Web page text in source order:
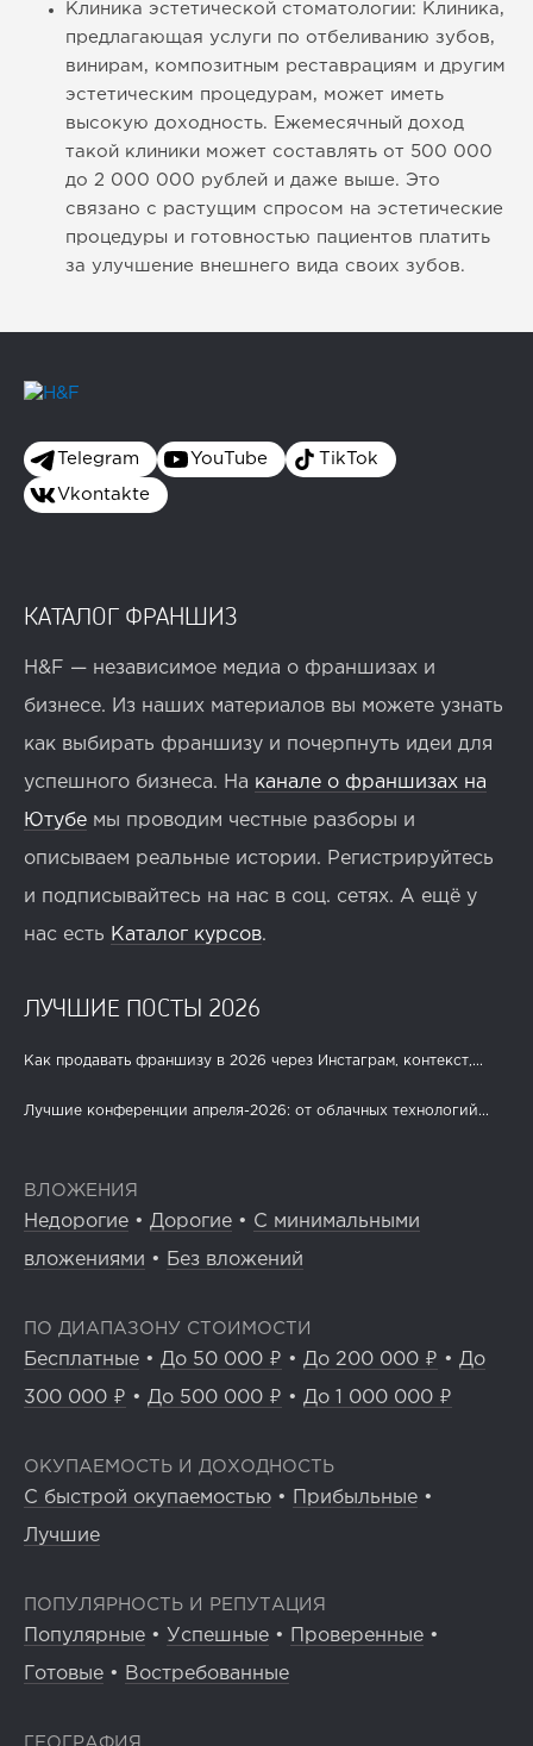
Клиника эстетической стоматологии: Клиника,
предлагающая услуги по отбеливанию зубов,
винирам, композитным реставрациям и другим
эстетическим процедурам, может иметь
высокую доходность. Ежемесячный доход
такой клиники может составлять от 500 000
до 2 000 000 рублей и даже выше. Это
связано с растущим спросом на эстетические
процедуры и готовностью пациентов платить
за улучшение внешнего вида своих зубов.
Telegram YouTube TikTok
Vkontakte
КАТАЛОГ ФРАНШИЗ
H&F — независимое медиа о франшизах и
бизнесе. Из наших материалов вы можете узнать
как выбирать франшизу и почерпнуть идеи для
успешного бизнеса. На канале о франшизах на
Ютубе мы проводим честные разборы и
описываем реальные истории. Регистрируйтесь
и подписывайтесь на нас в соц. сетях. А ещё у
нас есть Каталог курсов.
ЛУЧШИЕ ПОСТЫ 2026
Как продавать франшизу в 2026 через Инстаграм, контекст,...
Лучшие конференции апреля-2026: от облачных технологий...
ВЛОЖЕНИЯ
Недорогие • Дорогие • С минимальными
вложениями • Без вложений
ПО ДИАПАЗОНУ СТОИМОСТИ
Бесплатные • До 50 000 ₽ • До 200 000 ₽ • До
300 000 ₽ • До 500 000 ₽ • До 1 000 000 ₽
ОКУПАЕМОСТЬ И ДОХОДНОСТЬ
С быстрой окупаемостью • Прибыльные •
Лучшие
ПОПУЛЯРНОСТЬ И РЕПУТАЦИЯ
Популярные • Успешные • Проверенные •
Готовые • Востребованные